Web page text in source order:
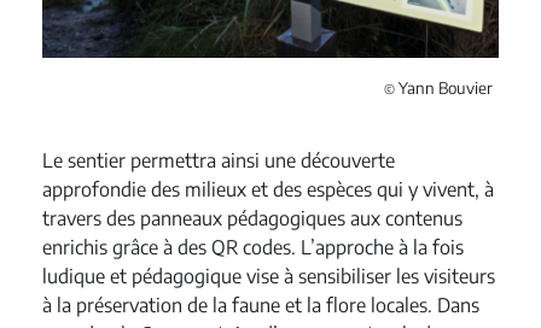
©Yann Bouvier
Le sentier permettra ainsi une découverte
approfondie des milieux et des espèces qui y vivent, à
travers des panneaux pédagogiques aux contenus
enrichis grâce à des QR codes. L’approche à la fois
ludique et pédagogique vise à sensibiliser les visiteurs
à la préservation de la faune et la flore locales. Dans